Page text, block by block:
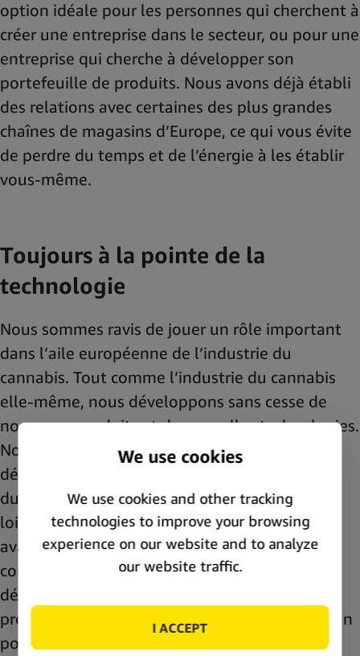
option idéale pour les personnes qui cherchent à
créer une entreprise dans le secteur, ou pour une
entreprise qui cherche à développer son
portefeuille de produits. Nous avons déjà établi
des relations avec certaines des plus grandes
chaînes de magasins d’Europe, ce qui vous évite
de perdre du temps et de l’énergie à les établir
vous-même.
Toujours à la pointe de la
technologie
Nous sommes ravis de jouer un rôle important
dans l’aile européenne de l’industrie du
cannabis. Tout comme l’industrie du cannabis
elle-même, nous développons sans cesse de
nouveaux produits et de nouvelles technologies.
Notre objectif est de contribuer au
développement d’un marché du cannabis
durable qui offre aux gens non seulement des
loisirs et des divertissements, mais aussi des
avantages médicaux. Nous investissons
constamment dans la recherche et le
développement, afin de vous fournir des
produits sur lesquels vous pouvez compter d’un
point de vue éthique, économique et social.